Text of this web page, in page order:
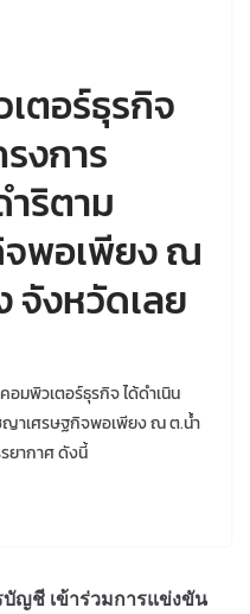
ตอร์ธุรกิจ
งการ
ริตาม
พอเพียง ณ
จังหวัดเลย
อมพิวเตอร์ธุรกิจ ได้ดำเนิน
ญาเศรษฐกิจพอเพียง ณ ต.น้ำ
ยากาศ ดังนี้
ญชี เข้าร่วมการแข่งขัน